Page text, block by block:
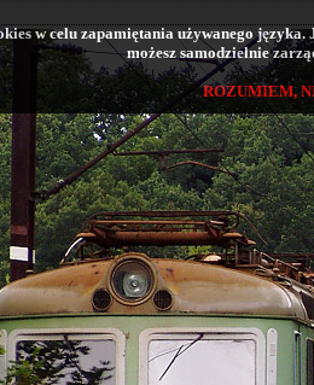
w celu zapamiętania używanego
możesz samodzielnie
ROZUMIEM,